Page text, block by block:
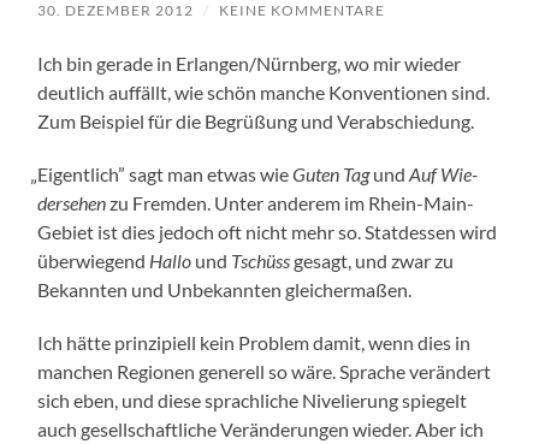
30. DEZEMBER 2012 / KEINE KOMMENTARE
Ich bin gera­de in Erlangen/Nürnberg, wo mir wie­der
deut­lich auf­fällt, wie schön man­che Kon­ven­tio­nen sind.
Zum Bei­spiel für die Begrü­ßung und Verabschiedung.
„Eigent­lich” sagt man etwas wieGuten Tagund Auf Wie­
der­se­henzu Frem­den. Unter ande­rem im Rhein-Main-
Gebiet ist dies jedoch oft nicht mehr so. Stat­des­sen wird
über­wie­gend Hal­lo und Tschüssgesagt, und zwar zu
Bekann­ten und Unbe­kann­ten gleichermaßen.
Ich hät­te prin­zi­pi­ell kein Pro­blem damit, wenn dies in
man­chen Regio­nen gene­rell so wäre. Spra­che ver­än­dert
sich eben, und die­se sprach­li­che Nive­lie­rung spie­gelt
auch gesell­schaft­li­che Ver­än­de­run­gen wie­der. Aber ich